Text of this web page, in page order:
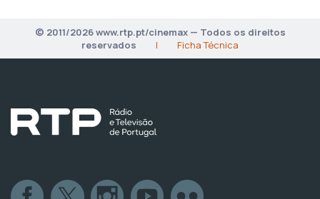
© 2011/2026 www.rtp.pt/cinemax — Todos os direitos
reservados
| Ficha Técnica